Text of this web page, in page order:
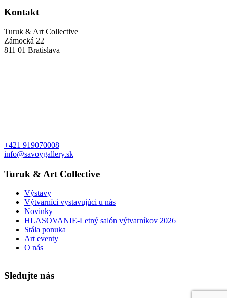
Kontakt
Turuk & Art Collective
Zámocká 22
811 01 Bratislava
+421 919070008
info@savoygallery.sk
Turuk & Art Collective
Výstavy
Výtvarníci vystavujúci u nás
Novinky
HLASOVANIE-Letný salón výtvarníkov 2026
Stála ponuka
Art eventy
O nás
Sledujte nás